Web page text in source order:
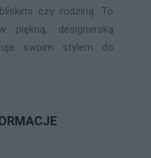
czy rodziną. To
piękną, designerską
swoim stylem do